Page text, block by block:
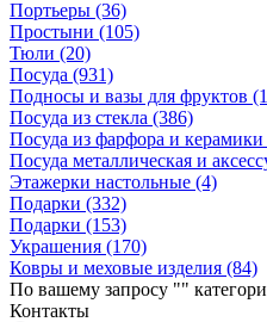
Портьеры (36)
Простыни (105)
Тюли (20)
Посуда (931)
Подносы и вазы для фруктов
Посуда из стекла (386)
Посуда из фарфора и керамики
Посуда металлическая и
Этажерки настольные (4)
Подарки (332)
Подарки (153)
Украшения (170)
Ковры и меховые изделия (84)
По вашему запросу ""
Контакты